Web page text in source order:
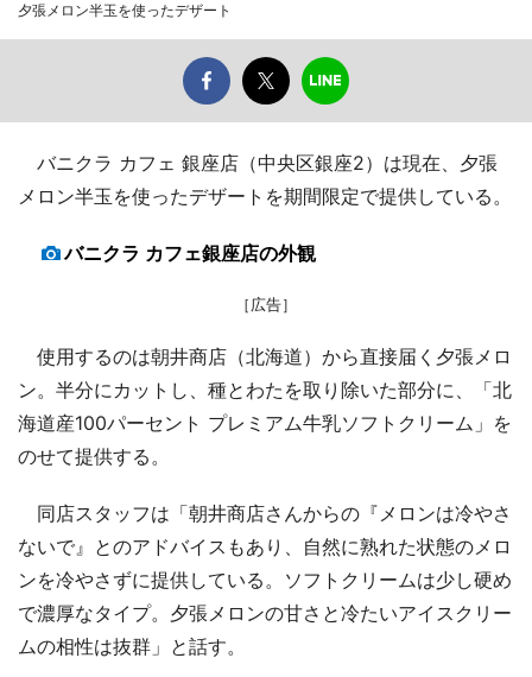
夕張メロン半玉を使ったデザート
バニクラ カフェ 銀座店（中央区銀座2）は現在、夕張
メロン半玉を使ったデザートを期間限定で提供している。
バニクラ カフェ銀座店の外観
［広告］
使用するのは朝井商店（北海道）から直接届く夕張メロ
ン。半分にカットし、種とわたを取り除いた部分に、「北
海道産100パーセント プレミアム牛乳ソフトクリーム」を
のせて提供する。
同店スタッフは「朝井商店さんからの『メロンは冷やさ
ないで』とのアドバイスもあり、自然に熟れた状態のメロ
ンを冷やさずに提供している。ソフトクリームは少し硬め
で濃厚なタイプ。夕張メロンの甘さと冷たいアイスクリー
ムの相性は抜群」と話す。